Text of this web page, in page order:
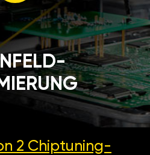
2 Chiptuning-